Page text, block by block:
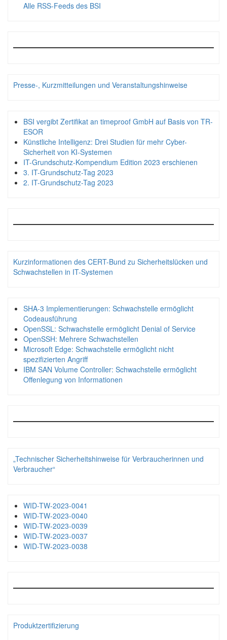
Alle RSS-Feeds des BSI
Presse-, Kurzmitteilungen und Veranstaltungshinweise
BSI vergibt Zertifikat an timeproof GmbH auf Basis von TR-
ESOR
Künstliche Intelligenz: Drei Studien für mehr Cyber-
Sicherheit von KI-Systemen
IT-Grundschutz-Kompendium Edition 2023 erschienen
3. IT-Grundschutz-Tag 2023
2. IT-Grundschutz-Tag 2023
Kurzinformationen des CERT-Bund zu Sicherheitslücken und
Schwachstellen in IT-Systemen
SHA-3 Implementierungen: Schwachstelle ermöglicht
Codeausführung
OpenSSL: Schwachstelle ermöglicht Denial of Service
OpenSSH: Mehrere Schwachstellen
Microsoft Edge: Schwachstelle ermöglicht nicht
spezifizierten Angriff
IBM SAN Volume Controller: Schwachstelle ermöglicht
Offenlegung von Informationen
„Technischer Sicherheitshinweise für Verbraucherinnen und
Verbraucher“
WID-TW-2023-0041
WID-TW-2023-0040
WID-TW-2023-0039
WID-TW-2023-0037
WID-TW-2023-0038
Produktzertifizierung